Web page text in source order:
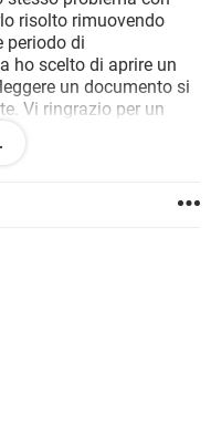
risolto rimuovendo
periodo di
ho scelto di aprire un
un documento si
Vi ringrazio per un
gp